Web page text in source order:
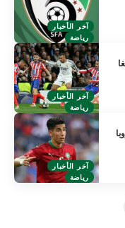
آخر الأخبار
رياضة
آخر الأخبار
رياضة
آخر الأخبار
رياضة